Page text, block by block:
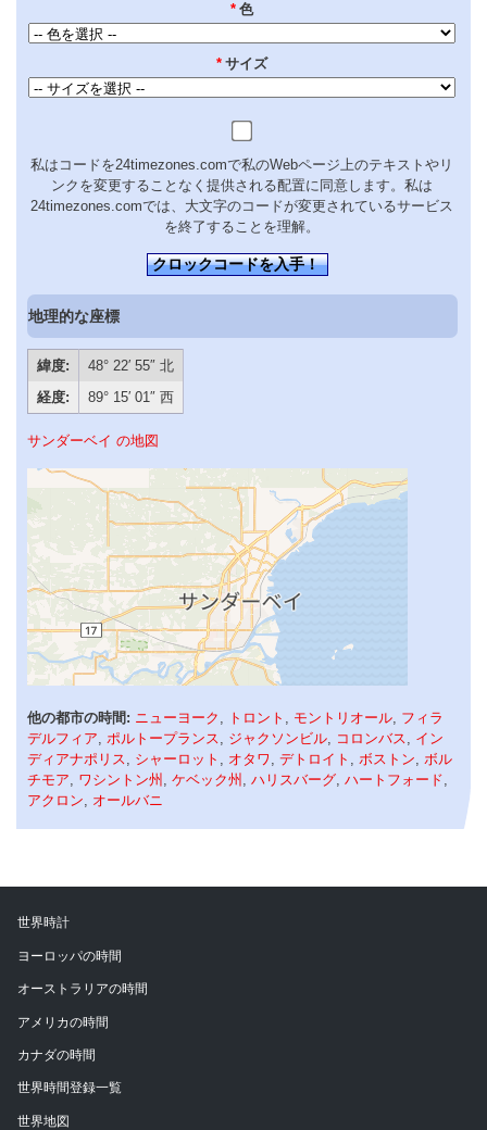
* 色
* サイズ
私はコードを24timezones.comで私のWebページ上のテキストやリ
ンクを変更することなく提供される配置に同意します。私は
24timezones.comでは、大文字のコードが変更されているサービス
を終了することを理解。
クロックコードを入手！
地理的な座標
緯度:
48° 22′ 55″ 北
経度:
89° 15′ 01″ 西
サンダーベイ の地図
他の都市の時間: ニューヨーク トロント モントリオール フィラ
デルフィア
ポルトープランス ジャクソンビル コロンバス
イン
ディアナポリス
シャーロット オタワ デトロイト ボストン
ボル
チモア
ワシントン州 ケベック州 ハリスバーグ ハートフォード
アクロン
オールバニ
世界時計
ヨーロッパの時間
オーストラリアの時間
アメリカの時間
カナダの時間
世界時間登録一覧
世界地図